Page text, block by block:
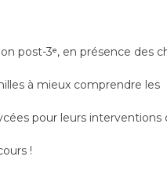
post-3ᵉ, en présence des
à mieux comprendre les
pour leurs interventions
!